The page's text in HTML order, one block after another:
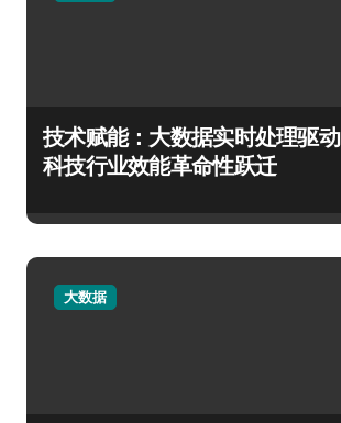
技术赋能：大数据实时处理驱动
科技行业效能革命性跃迁
大数据